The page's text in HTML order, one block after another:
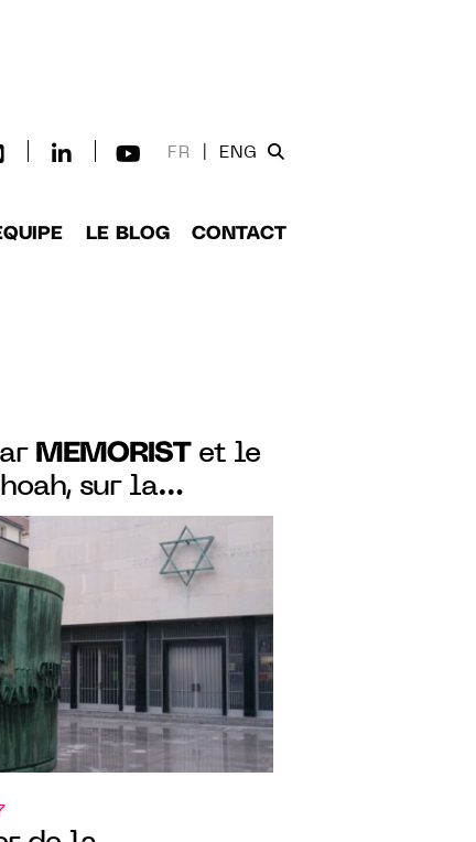
FR ENG
LE BLOG CONTACT
MEMORISTet le
sur la
du
du SITEM